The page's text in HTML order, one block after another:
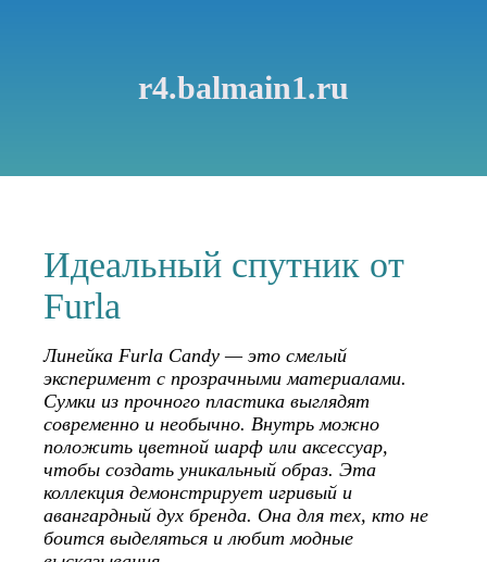
r4.balmain1.ru
Идеальный спутник от
Furla
Линейка Furla Candy — это смелый
эксперимент с прозрачными материалами.
Сумки из прочного пластика выглядят
современно и необычно. Внутрь можно
положить цветной шарф или аксессуар,
чтобы создать уникальный образ. Эта
коллекция демонстрирует игривый и
авангардный дух бренда. Она для тех, кто не
боится выделяться и любит модные